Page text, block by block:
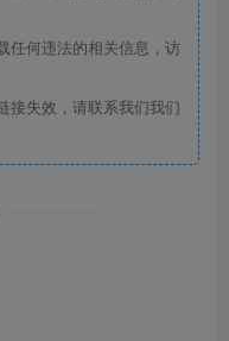
任何违法的相关信息，访
接失效，请联系我们我们